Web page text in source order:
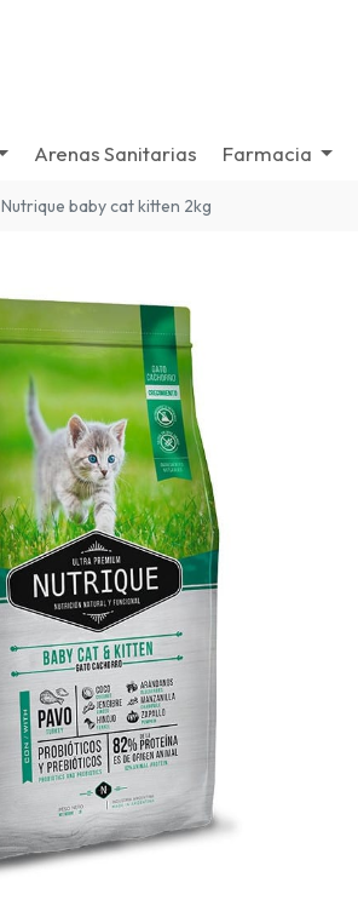
Arenas Sanitarias Farmacia
Nutrique baby cat kitten 2kg